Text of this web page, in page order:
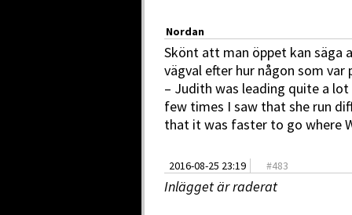
Nordan
Skönt att man öppet kan säga
vägval efter hur någon som
– Judith was leading quite a
few times I saw that she run
that it was faster to go where
2016-08-25 23:19 #483
Inlägget är raderat